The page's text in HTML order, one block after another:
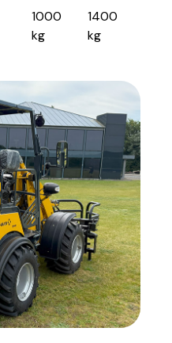
1000
kg
1400
kg